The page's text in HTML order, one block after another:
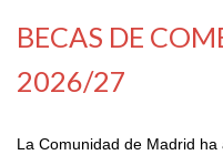
BECAS DE
2026/27
La Comunidad de Madrid